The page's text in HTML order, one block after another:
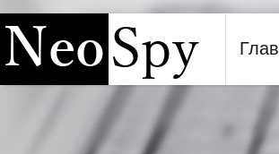
Программа шпион